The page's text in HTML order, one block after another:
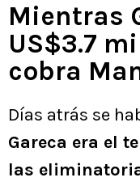
Mientras
US$3.7
cobra
Días atrás se
Gareca era el
las